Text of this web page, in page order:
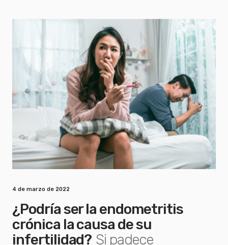
4 de marzo de 2022
¿Podría ser la endometritis
crónica la causa de su
infertilidad? Si padece